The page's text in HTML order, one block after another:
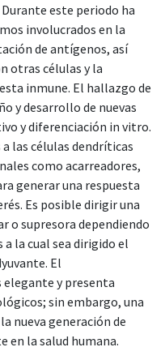
este periodo ha
involucrados en la
de antígenos, así
otras células y la
inmune. El hallazgo de
y desarrollo de nuevas
y diferenciación in vitro.
las células dendríticas
como acarreadores,
generar una respuesta
Es posible dirigir una
o supresora dependiendo
la cual sea dirigido el
El
y presenta
sin embargo, una
nueva generación de
en la salud humana.